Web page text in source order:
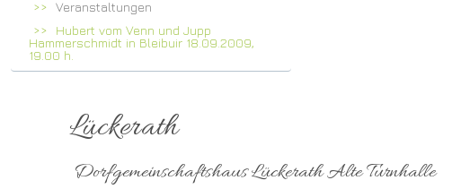
Veranstaltungen
Hubert vom Venn und Jupp
Hammerschmidt in Bleibuir 18.09.2009,
19.00 h.
Lückerath
Dorfgemeinschaftshaus Lückerath Alte Turnhalle